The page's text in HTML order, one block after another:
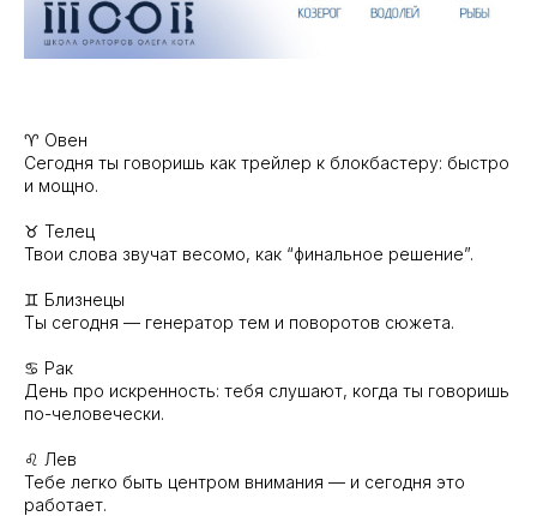
♈️ Овен
Сегодня ты говоришь как трейлер к блокбастеру: быстро
и мощно.
♉️ Телец
Твои слова звучат весомо, как “финальное решение”.
♊️ Близнецы
Ты сегодня — генератор тем и поворотов сюжета.
♋️ Рак
День про искренность: тебя слушают, когда ты говоришь
по-человечески.
♌️ Лев
Тебе легко быть центром внимания — и сегодня это
работает.